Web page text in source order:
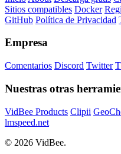
Sitios compatibles Docker
GitHub Política de Privacidad
Empresa
Comentarios Discord Twitter
Nuestras otras
VidBee Products Clipii
lmspeed.net
© 2026 VidBee.